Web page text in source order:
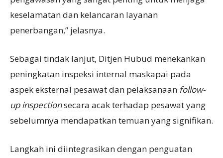
keselamatan dan kelancaran layanan
penerbangan,” jelasnya.
Sebagai tindak lanjut, Ditjen Hubud menekankan
peningkatan inspeksi internal maskapai pada
aspek eksternal pesawat dan pelaksanaan follow-
up inspectionsecara acak terhadap pesawat yang
sebelumnya mendapatkan temuan yang signifikan.
Langkah ini diintegrasikan dengan penguatan